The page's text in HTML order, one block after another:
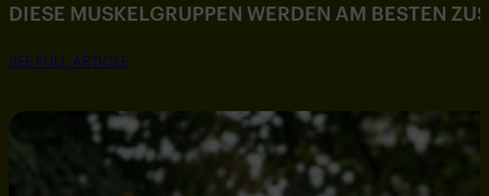
DIESE MUSKELGRUPPEN WERDEN AM BESTEN
SEE FULL ARTICLE